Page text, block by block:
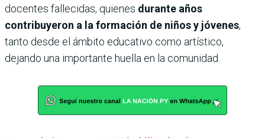
docentes fallecidas, quienes durante años
contribuyeron a la formación de niños y jóvenes,
tanto desde el ámbito educativo como artístico,
dejando una importante huella en la comunidad.